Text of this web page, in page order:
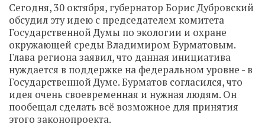
Сегодня, 30 октября, губернатор Борис Дубровский
обсудил эту идею с председателем комитета
Государственной Думы по экологии и охране
окружающей среды Владимиром Бурматовым.
Глава региона заявил, что данная инициатива
нуждается в поддержке на федеральном уровне - в
Государственной Думе. Бурматов согласился, что
идея очень своевременная и нужная людям. Он
пообещал сделать всё возможное для принятия
этого законопроекта.